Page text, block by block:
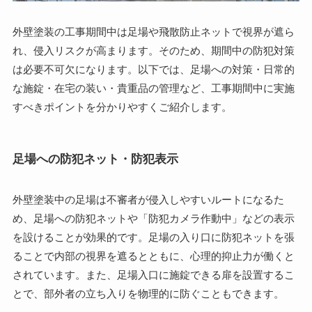
外壁塗装の工事期間中は足場や飛散防止ネットで視界が遮ら
れ、侵入リスクが高まります。そのため、期間中の防犯対策
は必要不可欠になります。以下では、足場への対策・日常的
な施錠・在宅の装い・貴重品の管理など、工事期間中に実施
すべきポイントを分かりやすくご紹介します。
足場への防犯ネット・防犯表示
外壁塗装中の足場は不審者が侵入しやすいルートになるた
め、足場への防犯ネットや「防犯カメラ作動中」などの表示
を設けることが効果的です。足場の入り口に防犯ネットを張
ることで内部の視界を遮るとともに、心理的抑止力が働くと
されています。また、足場入口に施錠できる扉を設置するこ
とで、部外者の立ち入りを物理的に防ぐこともできます。